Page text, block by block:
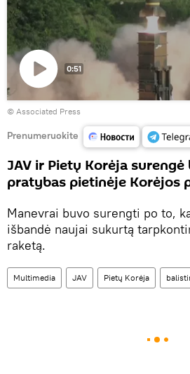
Paleisti
vaizdo
įrašą
0:51
© Associated Press
Prenumeruokite
JAV ir Pietų Korėja
pratybas pietinėje Korėjos
Manevrai buvo surengti po to,
išbandė naujai sukurtą
raketą.
Multimedia JAV Pietų Korėja